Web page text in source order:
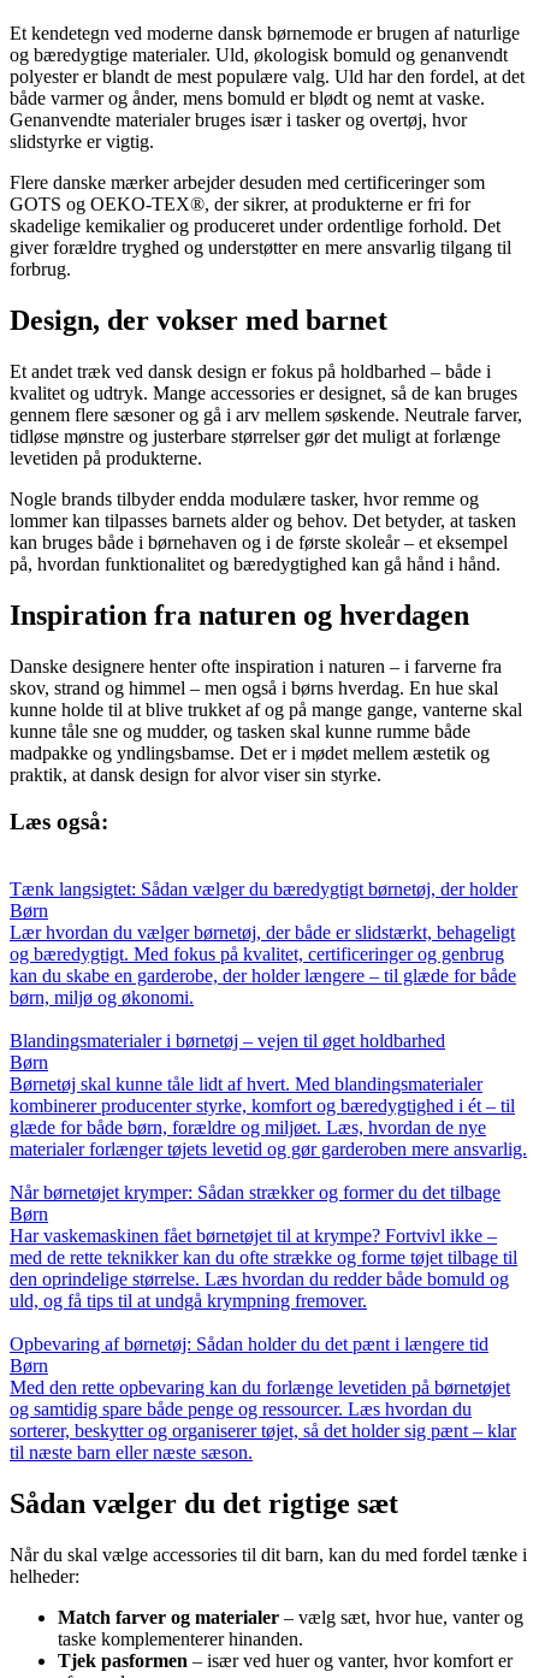
Et kendetegn ved moderne dansk børnemode er brugen af naturlige
og bæredygtige materialer. Uld, økologisk bomuld og genanvendt
polyester er blandt de mest populære valg. Uld har den fordel, at det
både varmer og ånder, mens bomuld er blødt og nemt at vaske.
Genanvendte materialer bruges især i tasker og overtøj, hvor
slidstyrke er vigtig.
Flere danske mærker arbejder desuden med certificeringer som
GOTS og OEKO-TEX®, der sikrer, at produkterne er fri for
skadelige kemikalier og produceret under ordentlige forhold. Det
giver forældre tryghed og understøtter en mere ansvarlig tilgang til
forbrug.
Design, der vokser med barnet
Et andet træk ved dansk design er fokus på holdbarhed – både i
kvalitet og udtryk. Mange accessories er designet, så de kan bruges
gennem flere sæsoner og gå i arv mellem søskende. Neutrale farver,
tidløse mønstre og justerbare størrelser gør det muligt at forlænge
levetiden på produkterne.
Nogle brands tilbyder endda modulære tasker, hvor remme og
lommer kan tilpasses barnets alder og behov. Det betyder, at tasken
kan bruges både i børnehaven og i de første skoleår – et eksempel
på, hvordan funktionalitet og bæredygtighed kan gå hånd i hånd.
Inspiration fra naturen og hverdagen
Danske designere henter ofte inspiration i naturen – i farverne fra
skov, strand og himmel – men også i børns hverdag. En hue skal
kunne holde til at blive trukket af og på mange gange, vanterne skal
kunne tåle sne og mudder, og tasken skal kunne rumme både
madpakke og yndlingsbamse. Det er i mødet mellem æstetik og
praktik, at dansk design for alvor viser sin styrke.
Læs også:
Tænk langsigtet: Sådan vælger du bæredygtigt børnetøj, der holder
Børn
Lær hvordan du vælger børnetøj, der både er slidstærkt, behageligt
og bæredygtigt. Med fokus på kvalitet, certificeringer og genbrug
kan du skabe en garderobe, der holder længere – til glæde for både
børn, miljø og økonomi.
Blandingsmaterialer i børnetøj – vejen til øget holdbarhed
Børn
Børnetøj skal kunne tåle lidt af hvert. Med blandingsmaterialer
kombinerer producenter styrke, komfort og bæredygtighed i ét – til
glæde for både børn, forældre og miljøet. Læs, hvordan de nye
materialer forlænger tøjets levetid og gør garderoben mere ansvarlig.
Når børnetøjet krymper: Sådan strækker og former du det tilbage
Børn
Har vaskemaskinen fået børnetøjet til at krympe? Fortvivl ikke –
med de rette teknikker kan du ofte strække og forme tøjet tilbage til
den oprindelige størrelse. Læs hvordan du redder både bomuld og
uld, og få tips til at undgå krympning fremover.
Opbevaring af børnetøj: Sådan holder du det pænt i længere tid
Børn
Med den rette opbevaring kan du forlænge levetiden på børnetøjet
og samtidig spare både penge og ressourcer. Læs hvordan du
sorterer, beskytter og organiserer tøjet, så det holder sig pænt – klar
til næste barn eller næste sæson.
Sådan vælger du det rigtige sæt
Når du skal vælge accessories til dit barn, kan du med fordel tænke i
helheder:
Match farver og materialer – vælg sæt, hvor hue, vanter og
taske komplementerer hinanden.
Tjek pasformen – især ved huer og vanter, hvor komfort er